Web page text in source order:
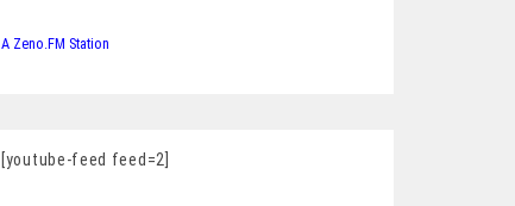
A Zeno.FM Station
[youtube-feed feed=2]